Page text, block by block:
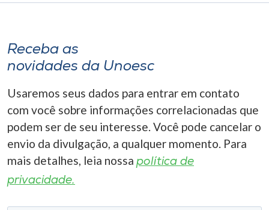
Receba as
novidades da Unoesc
Usaremos seus dados para entrar em contato
com você sobre informações correlacionadas que
podem ser de seu interesse. Você pode cancelar o
envio da divulgação, a qualquer momento. Para
mais detalhes, leia nossa política de
privacidade.